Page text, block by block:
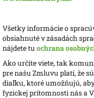
Všetky informácie o
obsiahnuté v zásadách
nájdete tu ochrana
Ako určite viete, tak
pre našu Zmluvu platí, že
diaľku, ktoré umožňujú,
fyzickej prítomnosti nás a